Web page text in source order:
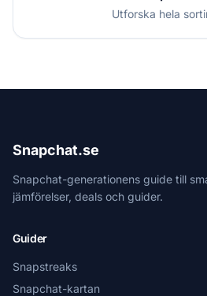
Utforska hela
Snapchat.se
Snapchat-generationens guide till
jämförelser, deals och guider.
Guider
Snapstreaks
Snapchat-kartan